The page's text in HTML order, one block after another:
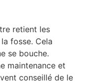
retient les
fosse. Cela
se bouche.
maintenance et
conseillé de le